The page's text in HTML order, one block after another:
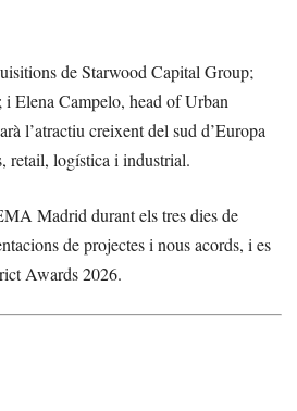
de Starwood Capital Group;
Elena Campelo, head of Urban
l’atractiu creixent del sud d’Europa
retail, logística i industrial.
Madrid durant els tres dies de
de projectes i nous acords, i es
Awards 2026.